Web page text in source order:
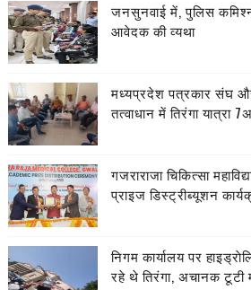
जनसुनवाई में, पुलिस
आवेदक की व्यथा
मध्यप्रदेश पत्रकार संघ
तत्वाधान में तिरंगा यात्रा
गजराराजा चिकित्सा
प्राइज डिस्ट्रीब्यूशन
निगम कार्यालय पर
रहे थे तिरंगा, अचानक टूटी